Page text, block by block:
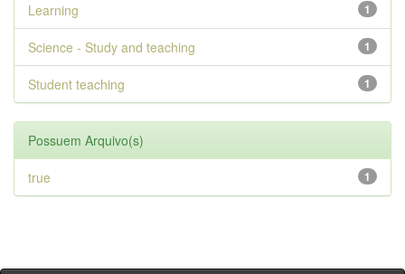
1
Learning
1
Science - Study and teaching
1
Student teaching
Possuem Arquivo(s)
1
true